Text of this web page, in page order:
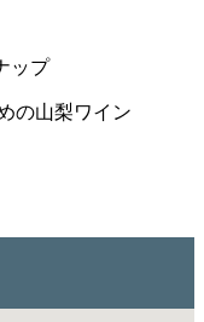
ップ
の山梨ワイン